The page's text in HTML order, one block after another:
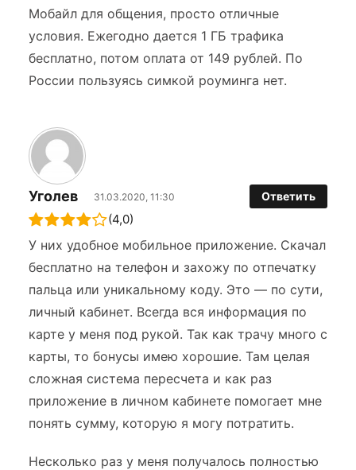
Мобайл для общения, просто отличные
условия. Ежегодно дается 1 ГБ трафика
бесплатно, потом оплата от 149 рублей. По
России пользуясь симкой роуминга нет.
Уголев 31.03.2020, 11:30 Ответить
(4,0)
У них удобное мобильное приложение. Скачал
бесплатно на телефон и захожу по отпечатку
пальца или уникальному коду. Это — по сути,
личный кабинет. Всегда вся информация по
карте у меня под рукой. Так как трачу много с
карты, то бонусы имею хорошие. Там целая
сложная система пересчета и как раз
приложение в личном кабинете помогает мне
понять сумму, которую я могу потратить.
Несколько раз у меня получалось полностью